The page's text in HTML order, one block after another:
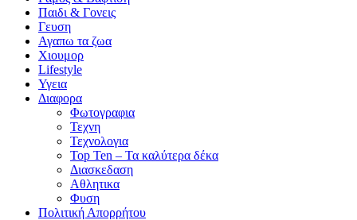
Παιδι & Γονεις
Γευση
Αγαπω τα ζωα
Xιουμορ
Lifestyle
Υγεια
Διαφορα
Φωτογραφια
Τεχνη
Τεχνολογια
Top Ten – Τα καλύτερα δέκα
Διασκεδαση
Αθλητικα
Φυση
Πολιτική Απορρήτου